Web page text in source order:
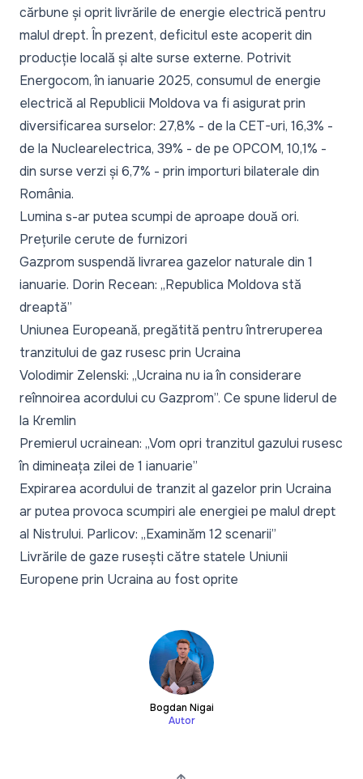
cărbune și oprit livrările de energie electrică pentru
malul drept. În prezent, deficitul este acoperit din
producție locală și alte surse externe. Potrivit
Energocom, în ianuarie 2025, consumul de energie
electrică al Republicii Moldova va fi asigurat prin
diversificarea surselor: 27,8% - de la CET-uri, 16,3% -
de la Nuclearelectrica, 39% - de pe OPCOM, 10,1% -
din surse verzi și 6,7% - prin importuri bilaterale din
România.
Lumina s-ar putea scumpi de aproape două ori.
Prețurile cerute de furnizori
Gazprom suspendă livrarea gazelor naturale din 1
ianuarie. Dorin Recean: „Republica Moldova stă
dreaptă”
Uniunea Europeană, pregătită pentru întreruperea
tranzitului de gaz rusesc prin Ucraina
Volodimir Zelenski: „Ucraina nu ia în considerare
reînnoirea acordului cu Gazprom”. Ce spune liderul de
la Kremlin
Premierul ucrainean: „Vom opri tranzitul gazului rusesc
în dimineața zilei de 1 ianuarie”
Expirarea acordului de tranzit al gazelor prin Ucraina
ar putea provoca scumpiri ale energiei pe malul drept
al Nistrului. Parlicov: „Examinăm 12 scenarii”
Livrările de gaze rusești către statele Uniunii
Europene prin Ucraina au fost oprite
Bogdan Nigai
Autor